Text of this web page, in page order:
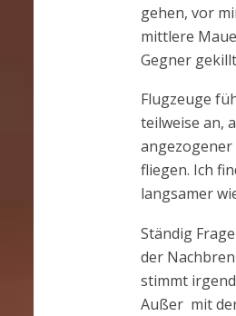
gehen, vor
mittlere
Gegner
Flugzeuge
teilweise an,
angezogener
fliegen. Ich
langsamer
Ständig
der
stimmt
Außer mit